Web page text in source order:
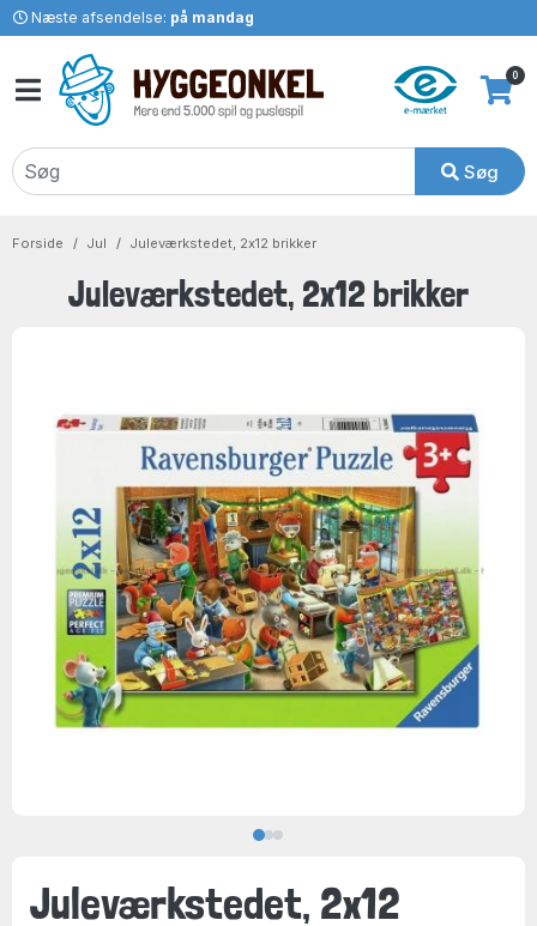
Næste afsendelse: på mandag
Søg
0
Forside Jul Juleværkstedet, 2x12 brikker
Juleværkstedet, 2x12 brikker
Juleværkstedet, 2x12